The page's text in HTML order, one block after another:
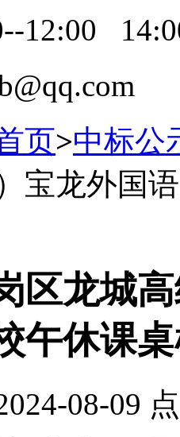
12:00
页>中标公
宝龙外国
区龙城
午休课
08-09